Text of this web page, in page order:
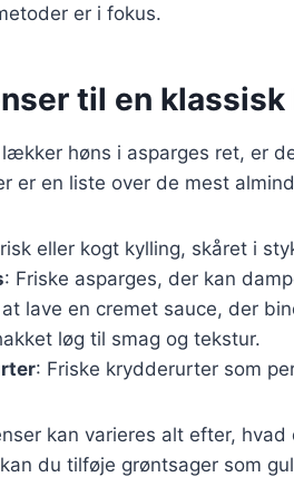
er i fokus.
til en
lækker høns i asparges ret, er
er en liste over de mest
eller kogt kylling, skåret i
: Friske asparges, der kan
lave en cremet sauce, der
løg til smag og tekstur.
: Friske krydderurter som
kan varieres alt efter,
du tilføje grøntsager som